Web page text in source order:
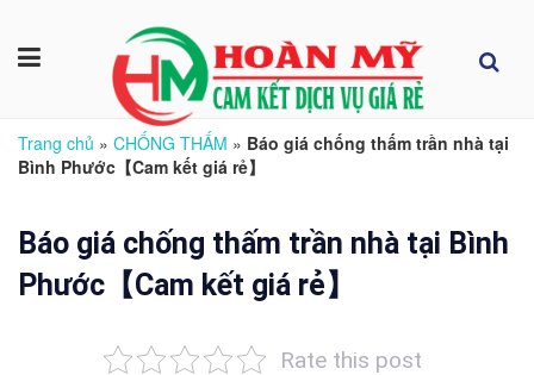
Trang chủ » CHỐNG THẤM » Báo giá chống thấm trần nhà tại
Bình Phước【Cam kết giá rẻ】
Báo giá chống thấm trần nhà tại Bình
Phước【Cam kết giá rẻ】
Rate this post